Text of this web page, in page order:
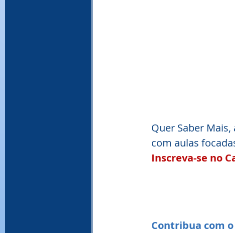
Quer Saber
com aulas
Inscreva-se no
Contribua com